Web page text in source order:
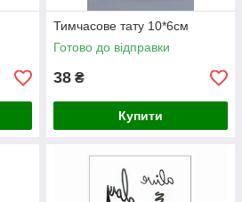
Тимчасове тату 10*6см
Готово до відправки
38 ₴
Купити